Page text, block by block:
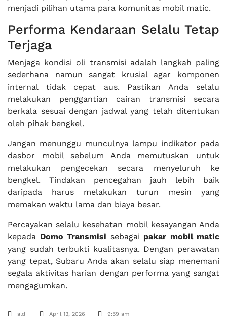
menjadi pilihan utama para komunitas mobil matic.
Performa Kendaraan Selalu Tetap
Terjaga
Menjaga kondisi oli transmisi adalah langkah paling
sederhana namun sangat krusial agar komponen
internal tidak cepat aus. Pastikan Anda selalu
melakukan penggantian cairan transmisi secara
berkala sesuai dengan jadwal yang telah ditentukan
oleh pihak bengkel.
Jangan menunggu munculnya lampu indikator pada
dasbor mobil sebelum Anda memutuskan untuk
melakukan pengecekan secara menyeluruh ke
bengkel. Tindakan pencegahan jauh lebih baik
daripada harus melakukan turun mesin yang
memakan waktu lama dan biaya besar.
Percayakan selalu kesehatan mobil kesayangan Anda
kepada Domo Transmisi sebagai pakar mobil matic
yang sudah terbukti kualitasnya. Dengan perawatan
yang tepat, Subaru Anda akan selalu siap menemani
segala aktivitas harian dengan performa yang sangat
mengagumkan.
aldi April 13, 2026 9:59 am